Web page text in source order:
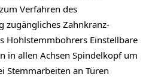
Verfahren des
zugängliches Zahnkranz-
Hohlstemmbohrers Einstellbare
in allen Achsen Spindelkopf um
Stemmarbeiten an Türen